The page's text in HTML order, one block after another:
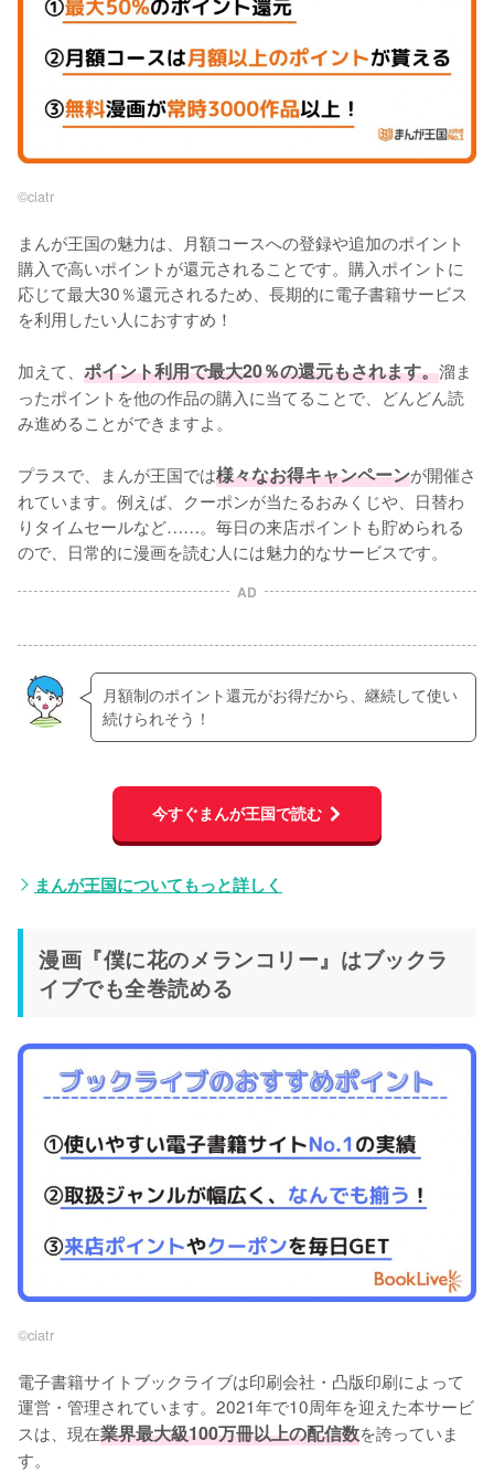
©︎ciatr
まんが王国の魅力は、月額コースへの登録や追加のポイント
購入で高いポイントが還元されることです。購入ポイントに
応じて最大30％還元されるため、長期的に電子書籍サービス
を利用したい人におすすめ！
加えて、 ポイント利用で最大20％の還元もされます。溜ま
ったポイントを他の作品の購入に当てることで、どんどん読
み進めることができますよ。
プラスで、まんが王国では様々なお得キャンペーンが開催さ
れています。例えば、クーポンが当たるおみくじや、日替わ
りタイムセールなど……。毎日の来店ポイントも貯められる
ので、日常的に漫画を読む人には魅力的なサービスです。
AD
月額制のポイント還元がお得だから、継続して使い
続けられそう！
今すぐまんが王国で読む
まんが王国についてもっと詳しく
漫画『僕に花のメランコリー』はブックラ
イブでも全巻読める
©︎ciatr
電子書籍サイトブックライブは印刷会社・凸版印刷によって
運営・管理されています。2021年で10周年を迎えた本サービ
スは、現在業界最大級100万冊以上の配信数を誇っていま
す。